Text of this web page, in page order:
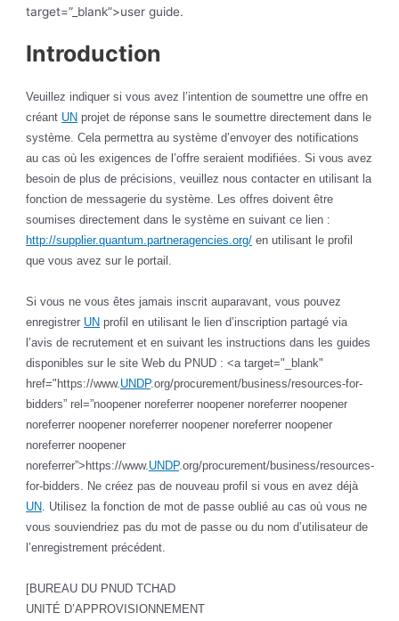
target=”_blank”>user guide.
Introduction
Veuillez indiquer si vous avez l’intention de soumettre une offre en
créant UN projet de réponse sans le soumettre directement dans le
système. Cela permettra au système d’envoyer des notifications
au cas où les exigences de l’offre seraient modifiées. Si vous avez
besoin de plus de précisions, veuillez nous contacter en utilisant la
fonction de messagerie du système. Les offres doivent être
soumises directement dans le système en suivant ce lien :
http://supplier.quantum.partneragencies.org/ en utilisant le profil
que vous avez sur le portail.
Si vous ne vous êtes jamais inscrit auparavant, vous pouvez
enregistrer UN profil en utilisant le lien d’inscription partagé via
l’avis de recrutement et en suivant les instructions dans les guides
disponibles sur le site Web du PNUD : <a target="_blank"
href="https://www.UNDP.org/procurement/business/resources-for-
bidders” rel=”noopener noreferrer noopener noreferrer noopener
noreferrer noopener noreferrer noopener noreferrer noopener
noreferrer noopener
noreferrer”>https://www.UNDP.org/procurement/business/resources-
for-bidders. Ne créez pas de nouveau profil si vous en avez déjà
UN. Utilisez la fonction de mot de passe oublié au cas où vous ne
vous souviendriez pas du mot de passe ou du nom d’utilisateur de
l’enregistrement précédent.
[BUREAU DU PNUD TCHAD
UNITÉ D’APPROVISIONNEMENT